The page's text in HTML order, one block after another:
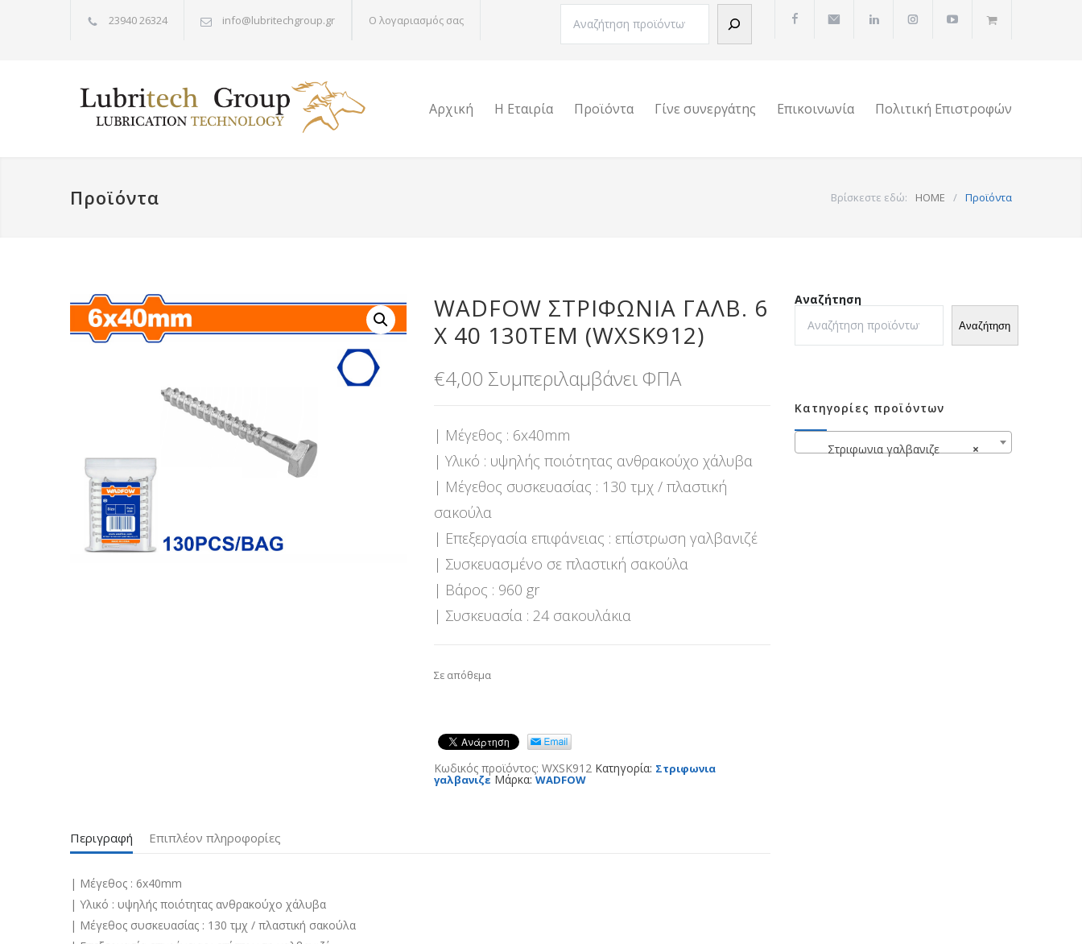
23940 26324 info@lubritechgroup.gr Ο λογαριασμός σας
Αναζήτηση
Αρχική Η Εταιρία Προϊόντα Γίνε συνεργάτης Επικοινωνία Πολιτική Επιστροφών
Προϊόντα Βρίσκεστε εδώ: HOME / Προϊόντα
WADFOW ΣΤΡΙΦΩΝΙΑ ΓΑΛΒ. 6
Χ 40 130ΤΕΜ (WXSK912)
€4,00 Συμπεριλαμβάνει ΦΠΑ
| Μέγεθος : 6x40mm
| Υλικό : υψηλής ποιότητας ανθρακούχο χάλυβα
| Μέγεθος συσκευασίας : 130 τμχ / πλαστική
σακούλα
| Επεξεργασία επιφάνειας : επίστρωση γαλβανιζέ
| Συσκευασμένο σε πλαστική σακούλα
| Βάρος : 960 gr
| Συσκευασία : 24 σακουλάκια
Σε απόθεμα
Κωδικός προϊόντος:WXSK912 Κατηγορία: Στριφωνια
γαλβανιζε Μάρκα:WADFOW
Περιγραφή Επιπλέον πληροφορίες
| Μέγεθος : 6x40mm
| Υλικό : υψηλής ποιότητας ανθρακούχο χάλυβα
| Μέγεθος συσκευασίας : 130 τμχ / πλαστική σακούλα
Αναζήτηση
Αναζήτηση
Κατηγορίες προϊόντων
×
Στριφωνια γαλβανιζε